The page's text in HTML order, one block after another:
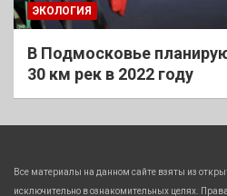
ЭКОЛОГИЯ
В Подмосковье
30 км рек в 2022 году
Все материалы на данном сайте взяты из
исключительно в ознакомительных целях.